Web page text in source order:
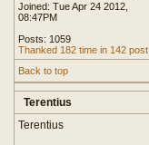
Joined: Tue Apr 24 2012,
08:47PM
Posts: 1059
Thanked 182 time in 142 post
Back to top
Terentius
Terentius